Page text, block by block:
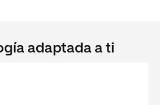
adaptada a ti